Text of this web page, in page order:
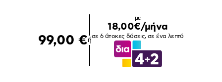
99,00 €ή
με
18,00€/μήνα
σε 6 άτοκες δόσεις, σε ένα λεπτό